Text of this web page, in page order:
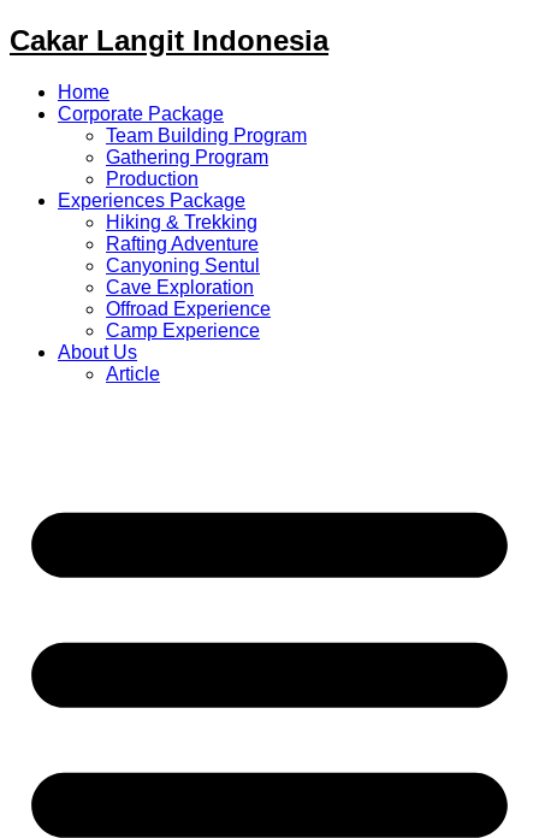
Cakar Langit Indonesia
Home
Corporate Package
Team Building Program
Gathering Program
Production
Experiences Package
Hiking & Trekking
Rafting Adventure
Canyoning Sentul
Cave Exploration
Offroad Experience
Camp Experience
About Us
Article